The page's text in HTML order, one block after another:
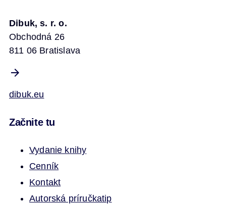
Dibuk, s. r. o.
Obchodná 26
811 06 Bratislava
dibuk.eu
Začnite tu
Vydanie knihy
Cenník
Kontakt
Autorská príručkatip